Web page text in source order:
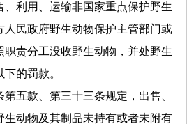
、利用、运输非国家重点保护野生
人民政府野生动物保护主管部门或
责分工没收野生动物，并处野生
的罚款。
款、第三十三条规定，出售、
生动物及其制品未持有或者未附有